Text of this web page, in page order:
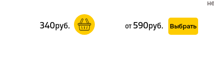
340руб. от590руб. Выбрать